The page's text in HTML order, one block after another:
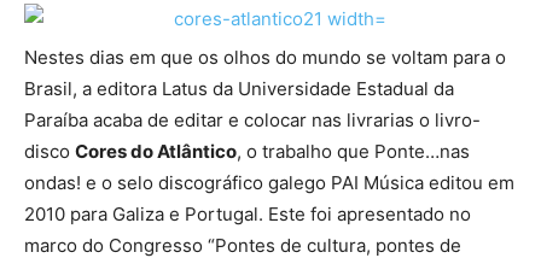
Nestes dias em que os olhos do mundo se voltam para o
Brasil, a editora Latus da Universidade Estadual da
Paraíba acaba de editar e colocar nas livrarias o livro-
disco Cores do Atlântico, o trabalho que Ponte…nas
ondas! e o selo discográfico galego PAI Música editou em
2010 para Galiza e Portugal. Este foi apresentado no
marco do Congresso “Pontes de cultura, pontes de